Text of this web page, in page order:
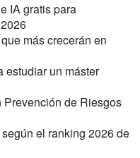
IA gratis para
más crecerán en
estudiar un máster
Prevención de Riesgos
el ranking 2026 de